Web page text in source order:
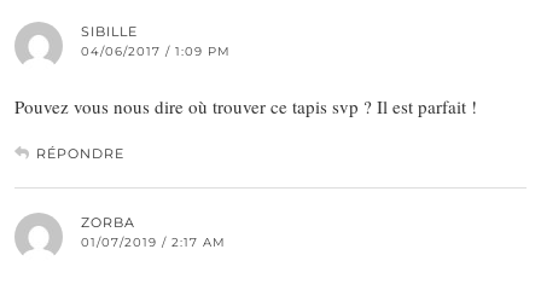
SIBILLE
04/06/2017 / 1:09 PM
Pouvez vous nous dire où trouver ce tapis svp ? Il est parfait !
RÉPONDRE
ZORBA
01/07/2019 / 2:17 AM